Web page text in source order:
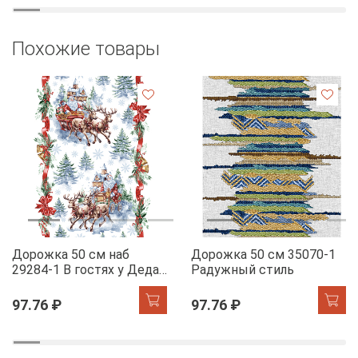
Похожие товары
Дорожка 50 см наб
29284-1 В гостях у Деда
97.76 ₽
Дорожка 50 см 35070-1
Радужный стиль
97.76 ₽